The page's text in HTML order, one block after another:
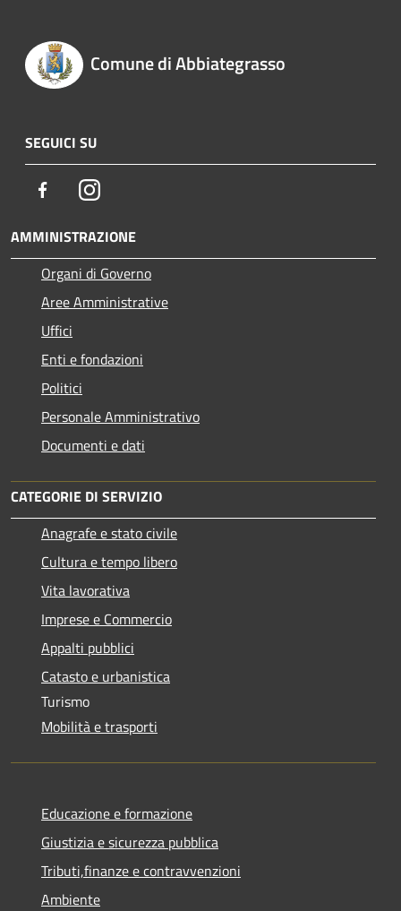
Comune di Abbiategrasso
SEGUICI SU
FacebookInstagram
AMMINISTRAZIONE
Organi di Governo
Aree Amministrative
Uffici
Enti e fondazioni
Politici
Personale Amministrativo
Documenti e dati
CATEGORIE DI SERVIZIO
Anagrafe e stato civile
Cultura e tempo libero
Vita lavorativa
Imprese e Commercio
Appalti pubblici
Catasto e urbanistica
Turismo
Mobilità e trasporti
Educazione e formazione
Giustizia e sicurezza pubblica
Tributi,finanze e contravvenzioni
Ambiente